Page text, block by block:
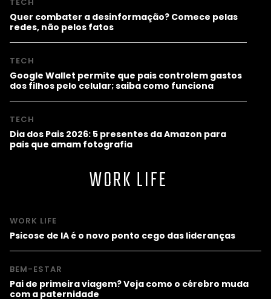
Quer combater a desinformação? Comece pelas
redes, não pelos fatos
TECH
Google Wallet permite que pais controlem gastos
dos filhos pelo celular; saiba como funciona
TECH
Dia dos Pais 2026: 5 presentes da Amazon para
pais que amam fotografia
WORK LIFE
WORK LIFE
Psicose de IA é o novo ponto cego das lideranças
BEM-ESTAR
Pai de primeira viagem? Veja como o cérebro muda
com a paternidade